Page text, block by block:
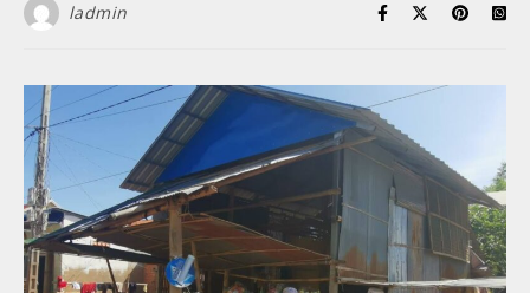
ladmin